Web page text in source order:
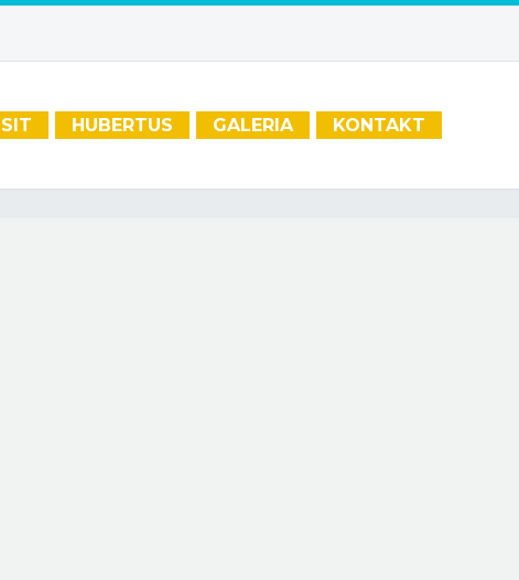
HUBERTUS GALERIA KONTAKT